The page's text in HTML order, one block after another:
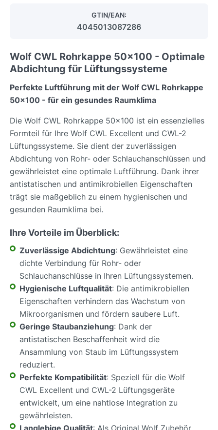
GTIN/EAN:
4045013087286
Wolf CWL Rohrkappe 50x100 - Optimale
Abdichtung für Lüftungssysteme
Perfekte Luftführung mit der Wolf CWL Rohrkappe
50x100 - für ein gesundes Raumklima
Die Wolf CWL Rohrkappe 50x100 ist ein essenzielles
Formteil für Ihre Wolf CWL Excellent und CWL-2
Lüftungssysteme. Sie dient der zuverlässigen
Abdichtung von Rohr- oder Schlauchanschlüssen und
gewährleistet eine optimale Luftführung. Dank ihrer
antistatischen und antimikrobiellen Eigenschaften
trägt sie maßgeblich zu einem hygienischen und
gesunden Raumklima bei.
Ihre Vorteile im Überblick:
Zuverlässige Abdichtung: Gewährleistet eine
dichte Verbindung für Rohr- oder
Schlauchanschlüsse in Ihren Lüftungssystemen.
Hygienische Luftqualität: Die antimikrobiellen
Eigenschaften verhindern das Wachstum von
Mikroorganismen und fördern saubere Luft.
Geringe Staubanziehung: Dank der
antistatischen Beschaffenheit wird die
Ansammlung von Staub im Lüftungssystem
reduziert.
Perfekte Kompatibilität: Speziell für die Wolf
CWL Excellent und CWL-2 Lüftungsgeräte
entwickelt, um eine nahtlose Integration zu
gewährleisten.
Langlebige Qualität: Als Original Wolf Zubehör